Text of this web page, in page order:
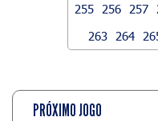
255
256 257
263
264
PRÓXIMO JOGO